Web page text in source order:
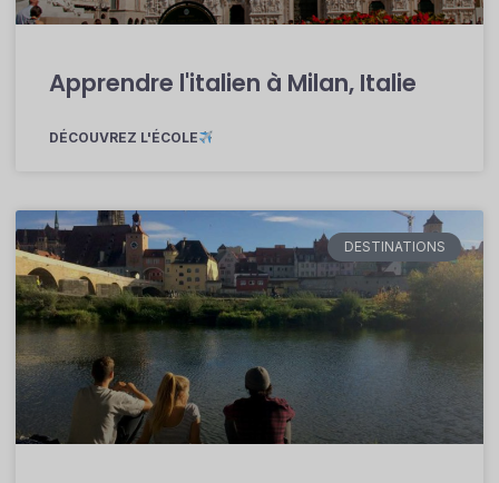
Apprendre l'italien à Milan, Italie
DÉCOUVREZ L'ÉCOLE
DESTINATIONS